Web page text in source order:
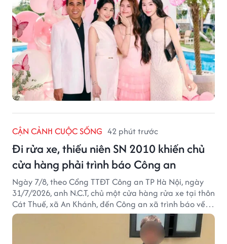
CẬN CẢNH CUỘC SỐNG 42 phút trước
Đi rửa xe, thiếu niên SN 2010 khiến chủ
cửa hàng phải trình báo Công an
Ngày 7/8, theo Cổng TTĐT Công an TP Hà Nội, ngày
31/7/2026, anh N.C.T, chủ một cửa hàng rửa xe tại thôn
Cát Thuế, xã An Khánh, đến Công an xã trình báo về
việc bị mất trộm chiếc xe máy Honda Wave. Trong cốp
xe còn có nhiều giấy tờ cá nhân và khoảng 1,2 triệu